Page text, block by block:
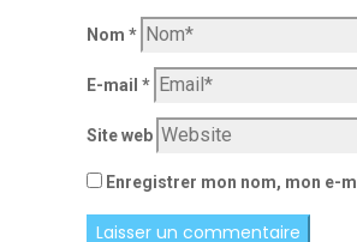
Nom *
E-mail *
Site web
Enregistrer mon nom, mon e-